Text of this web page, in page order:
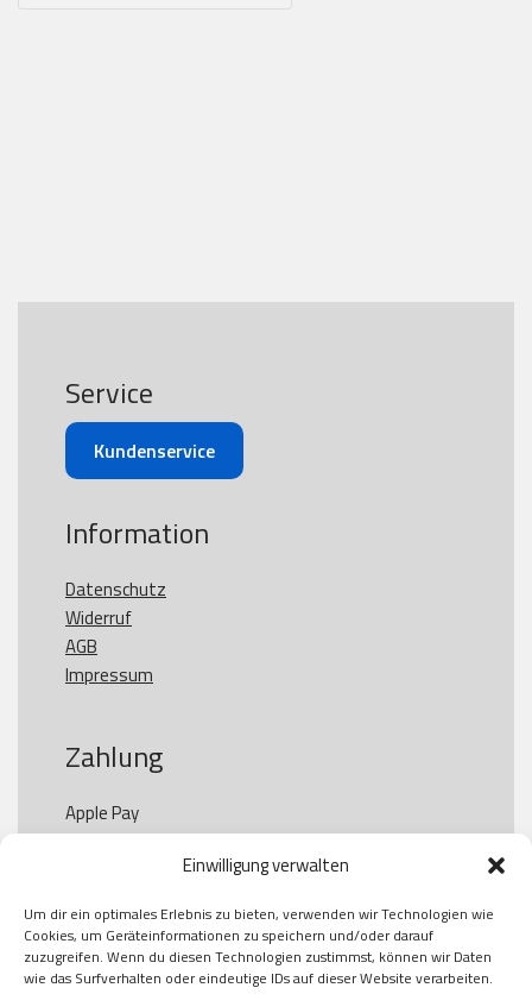
Einwilligung verwalten
Um dir ein optimales Erlebnis zu bieten, verwenden wir Technologien wie
Cookies, um Geräteinformationen zu speichern und/oder darauf
zuzugreifen. Wenn du diesen Technologien zustimmst, können wir Daten
wie das Surfverhalten oder eindeutige IDs auf dieser Website verarbeiten.
Service
Kundenservice
Information
Datenschutz
Widerruf
AGB
Impressum
Zahlung
Apple Pay
Paypal
Kauf auf Rechung
Klarna
American Express